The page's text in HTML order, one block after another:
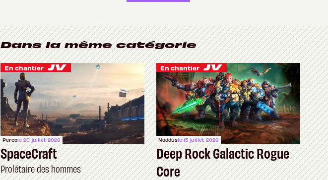
Dans la même catégorie
En chantier
Percole 20 juillet 2026
SpaceCraft
Prolétaire des hommes
En chantier
Noddusle 15 juillet 2026
Deep Rock Galactic Rogue
Core